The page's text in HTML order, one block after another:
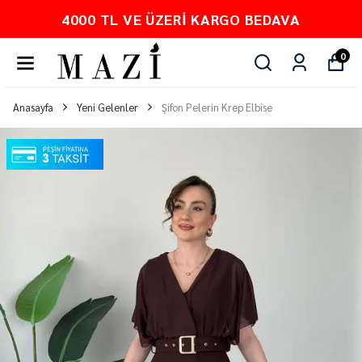
PEŞİN FİYATINA 3 TAKSİT
0
Anasayfa Yeni Gelenler Şifon Pelerin Krep Elbise